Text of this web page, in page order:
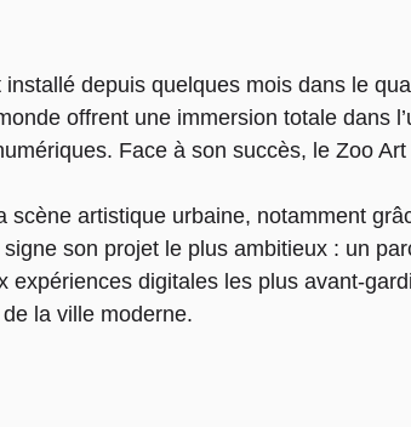
depuis quelques mois dans le
offrent une immersion totale dans
Face à son succès, le Zoo
scène artistique urbaine, notamment
son projet le plus ambitieux : un
digitales les plus avant-
la ville moderne.